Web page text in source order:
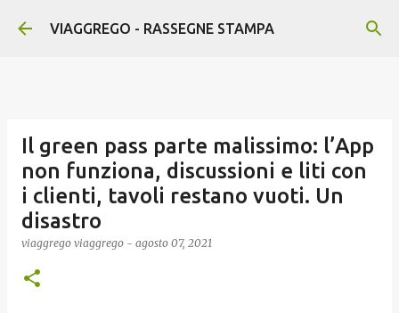
Passa ai contenuti principali
VIAGGREGO - RASSEGNE STAMPA
Il green pass parte malissimo: l’App
non funziona, discussioni e liti con
i clienti, tavoli restano vuoti. Un
disastro
viaggrego viaggrego - agosto 07, 2021